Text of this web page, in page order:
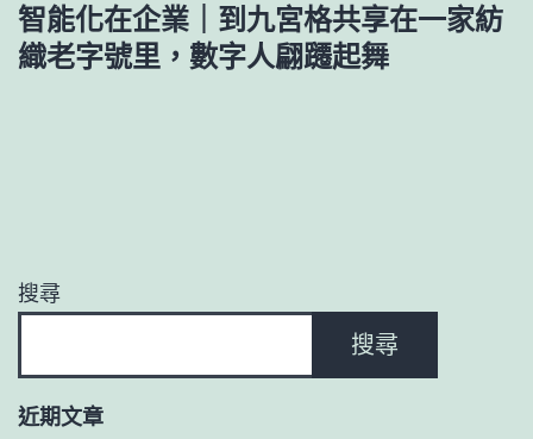
智能化在企業｜到九宮格共享在一家紡
織老字號里，數字人翩躚起舞
搜尋
搜尋
近期文章